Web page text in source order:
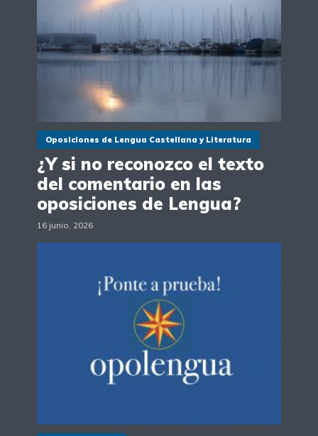
Oposiciones de Lengua Castellana y Literatura
¿Y si no reconozco el texto
del comentario en las
oposiciones de Lengua?
16 junio, 2026